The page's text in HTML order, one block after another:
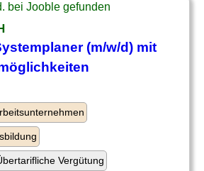
bei Jooble gefunden
(m/w/d) mit
Vergütung